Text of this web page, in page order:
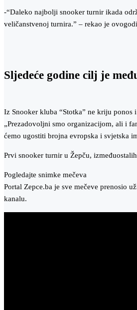
-“Daleko najbolji snooker turnir ikada
veličanstvenoj turnira.” – rekao je
​Sljedeće godine cilj je
​Iz Snooker kluba “Stotka” ne kriju
​„Prezadovoljni smo organizacijom, ali i
ćemo ugostiti brojna evropska i svjetska
Prvi snooker turnir u Žepču,
​Pogledajte snimke mečeva
Portal Zepce.ba je sve mečeve prenosio
kanalu.